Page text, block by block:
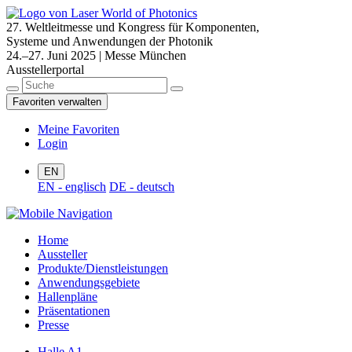
27. Weltleitmesse und Kongress für Komponenten,
Systeme und Anwendungen der Photonik
24.–27. Juni 2025 | Messe München
Ausstellerportal
Favoriten verwalten
Meine Favoriten
Login
EN
EN - englisch DE - deutsch
Home
Aussteller
Produkte/Dienstleistungen
Anwendungsgebiete
Hallenpläne
Präsentationen
Presse